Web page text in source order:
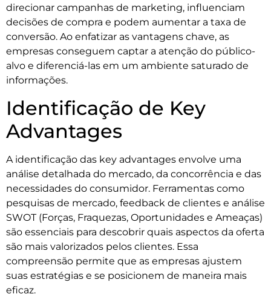
direcionar campanhas de marketing, influenciam
decisões de compra e podem aumentar a taxa de
conversão. Ao enfatizar as vantagens chave, as
empresas conseguem captar a atenção do público-
alvo e diferenciá-las em um ambiente saturado de
informações.
Identificação de Key
Advantages
A identificação das key advantages envolve uma
análise detalhada do mercado, da concorrência e das
necessidades do consumidor. Ferramentas como
pesquisas de mercado, feedback de clientes e análise
SWOT (Forças, Fraquezas, Oportunidades e Ameaças)
são essenciais para descobrir quais aspectos da oferta
são mais valorizados pelos clientes. Essa
compreensão permite que as empresas ajustem
suas estratégias e se posicionem de maneira mais
eficaz.